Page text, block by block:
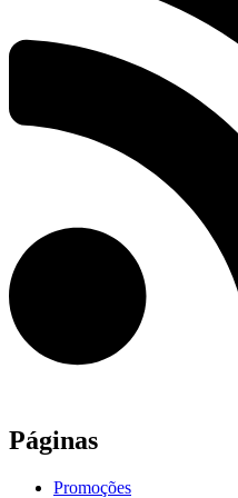
Páginas
Promoções